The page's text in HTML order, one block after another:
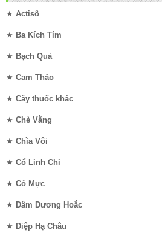
★ Actisô
★ Ba Kích Tím
★ Bạch Quả
★ Cam Thảo
★ Cây thuốc khác
★ Chè Vằng
★ Chìa Vôi
★ Cổ Linh Chi
★ Cỏ Mực
★ Dâm Dương Hoắc
★ Diệp Hạ Châu